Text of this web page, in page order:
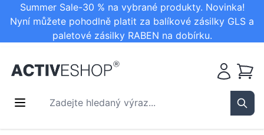
Summer Sale-30 % na vybrané produkty. Novinka!
Nyní můžete pohodlně platit za balíkové zásilky GLS a
paletové zásilky RABEN na dobírku.
Zadejte hledaný výraz...
Košík